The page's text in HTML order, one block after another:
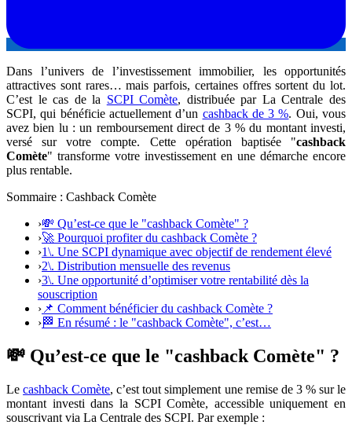
Dans l’univers de l’investissement immobilier, les opportunités
attractives sont rares… mais parfois, certaines offres sortent du lot.
C’est le cas de la SCPI Comète, distribuée par La Centrale des
SCPI, qui bénéficie actuellement d’un cashback de 3 %. Oui, vous
avez bien lu : un remboursement direct de 3 % du montant investi,
versé sur votre compte. Cette opération baptisée "cashback
Comète" transforme votre investissement en une démarche encore
plus rentable.
Sommaire : Cashback Comète
›💸 Qu’est-ce que le "cashback Comète" ?
›🚀 Pourquoi profiter du cashback Comète ?
›1\. Une SCPI dynamique avec objectif de rendement élevé
›2\. Distribution mensuelle des revenus
›3\. Une opportunité d’optimiser votre rentabilité dès la
souscription
› 📌 Comment bénéficier du cashback Comète ?
›🏁 En résumé : le "cashback Comète", c’est…
💸 Qu’est-ce que le "cashback Comète" ?
Lecashback Comète, c’est tout simplement une remise de 3 % sur le
montant investi dans la SCPI Comète, accessible uniquement en
souscrivant via La Centrale des SCPI. Par exemple :